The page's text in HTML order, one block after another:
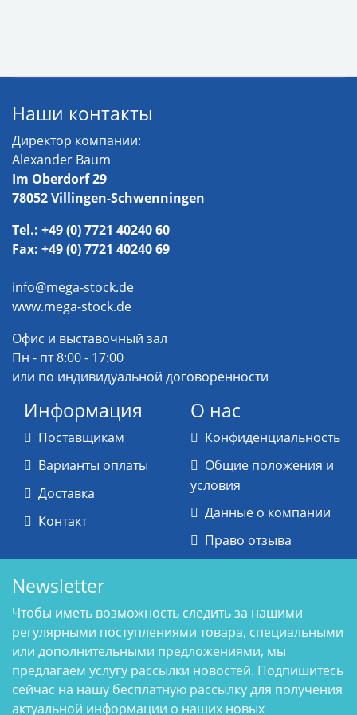
Наши контакты
Директор компании:
Alexander Baum
Im Oberdorf 29
78052 Villingen-Schwenningen
Tel.: +49 (0) 7721 40240 60
Fax: +49 (0) 7721 40240 69
info@mega-stock.de
www.mega-stock.de
Офис и выставочный зал
Пн - пт 8:00 - 17:00
или по индивидуальной договоренности
Информация
Поставщикам
Варианты оплаты
Доставка
Контакт
О нас
Конфиденциальность
Общие положения и
условия
Данные о компании
Право отзыва
Newsletter
Чтобы иметь возможность следить за нашими
регулярными поступлениями товара, специальными
или дополнительными предложениями, мы
предлагаем услугу рассылки новостей. Подпишитесь
сейчас на нашу бесплатную рассылку для получения
актуальной информации о наших новых